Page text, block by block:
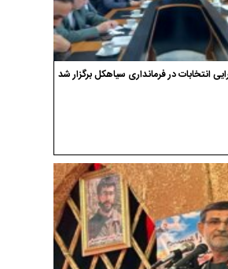
انتخابات در فرمانداری سیاهکل برگزار شد